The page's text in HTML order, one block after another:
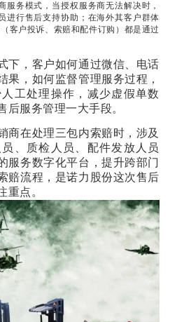
服务模式，当授权服务商无法解决时，
进行售后支持协助；在海外其客户群体
客户投诉、索赔和配件订购）都是通过
下，客户如何通过微信、电话
果，如何监督管理服务过程，
工处理操作，减少虚假单数
后服务管理一大手段。
商在处理三包内索赔时，涉及
、质检人员、配件发放人员
服务数字化平台，提升跨部门
赔流程，是诺力股份这次售后
重点。